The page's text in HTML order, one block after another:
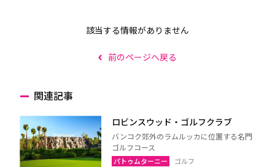
該当する情報がありません
前のページへ戻る
関連記事
ロビンスウッド・ゴルフクラブ
バンコク郊外のラムルッカに位置する名門
ゴルフコース
パトゥムターニー ゴルフ